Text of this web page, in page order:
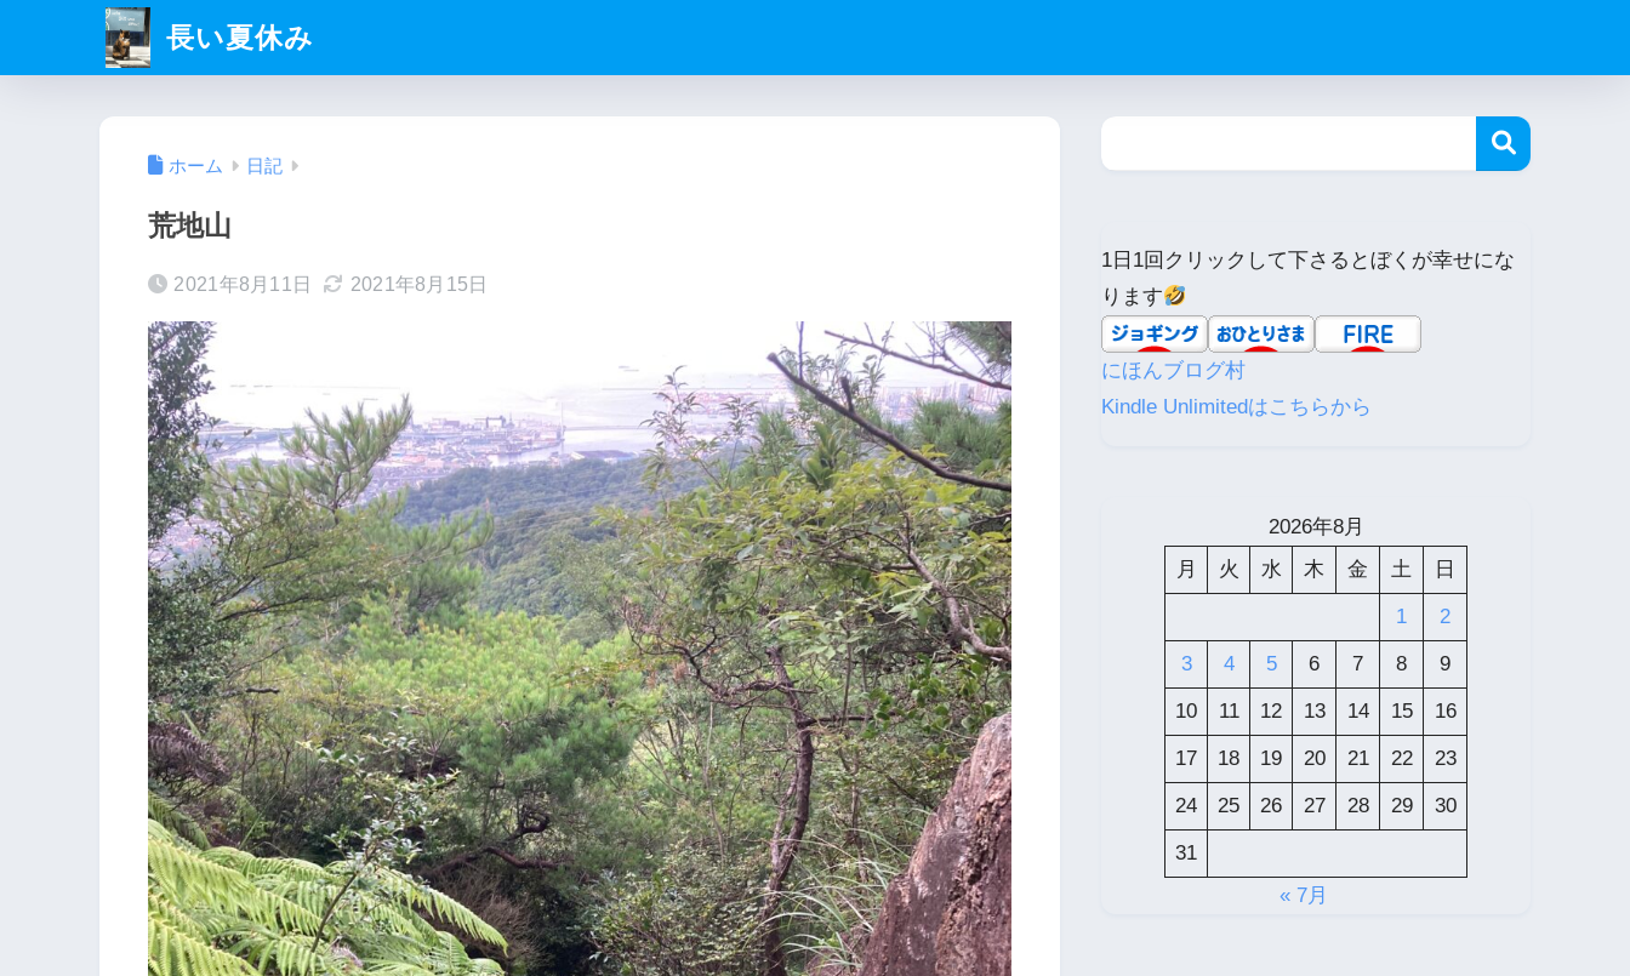
長い夏休み
ホーム 日記
荒地山
2021年8月11日 2021年8月15日
1日1回クリックして下さるとぼくが幸せにな
ります
にほんブログ村
Kindle Unlimitedはこちらから
2026年8月
月
火 水 木 金 土 日
1 2
3 4 5 6 7 8 9
10 11 12 13 14 15 16
17 18 19 20 21 22 23
24 25 26 27 28 29 30
31
« 7月